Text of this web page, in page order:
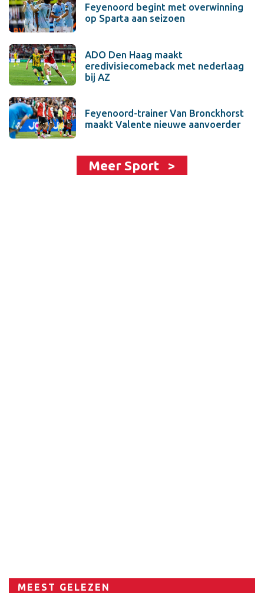
Feyenoord begint met overwinning
op Sparta aan seizoen
ADO Den Haag maakt
eredivisiecomeback met nederlaag
bij AZ
Feyenoord-trainer Van Bronckhorst
maakt Valente nieuwe aanvoerder
Meer Sport >
MEEST GELEZEN